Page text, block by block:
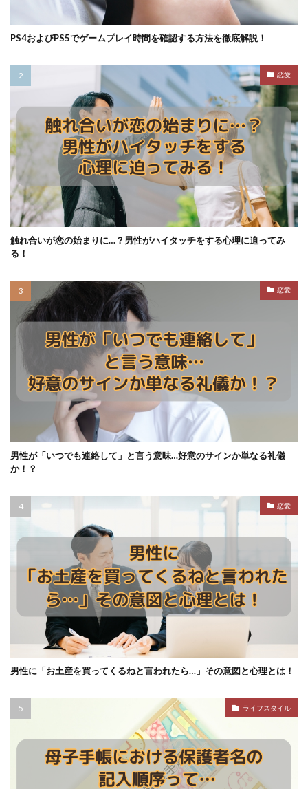
PS4およびPS5でゲームプレイ時間を確認する方法を徹底解説！
恋愛
触れ合いが恋の始まりに…？男性がハイタッチをする心理に迫ってみ
る！
恋愛
男性が「いつでも連絡して」と言う意味…好意のサインか単なる礼儀
か！？
恋愛
男性に「お土産を買ってくるねと言われたら…」その意図と心理とは！
ライフスタイル